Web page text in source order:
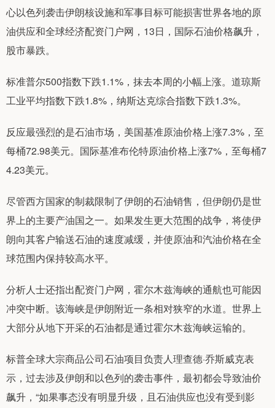
心以色列袭击伊朗核设施和军事目标可能损害世界各地的原
油供应和全球经济配资门户网，13日，国际石油价格飙升，
股市暴跌。
标准普尔500指数下跌1.1%，抹去本周的小幅上涨。道琼斯
工业平均指数下跌1.8%，纳斯达克综合指数下跌1.3%。
反应最强烈的是石油市场，美国基准原油价格上涨7.3%，至
每桶72.98美元。国际基准布伦特原油价格上涨7%，至每桶7
4.23美元。
尽管西方国家的制裁限制了伊朗的石油销售，但伊朗仍是世
界上的主要产油国之一。如果发生更大范围的战争，将使伊
朗向其客户输送石油的速度减缓，并使原油和汽油价格在全
球范围内保持较高水平。
分析人士还指出配资门户网，霍尔木兹海峡的通航也可能因
冲突中断。该海峡是伊朗附近一条相对狭窄的水道。世界上
大部分从地下开采的石油都是通过霍尔木兹海峡运输的。
标普全球大宗商品公司石油项目负责人理查德·乔斯威克表
示，过去涉及伊朗和以色列的袭击事件，最初都会导致油价
飙升，“如果事态没有明显升级，且石油供应也没有受到影